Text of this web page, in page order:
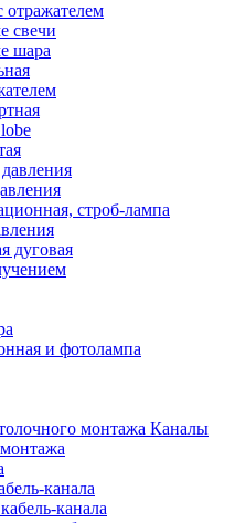
отражателем
свечи
шара
строб-лампа
дуговая
и фотолампа
Каналы
канала
канала